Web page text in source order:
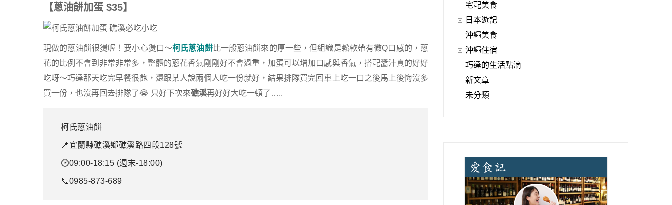
【蔥油餅加蛋 $35】
現做的蔥油餅很燙喔！要小心燙口～柯氏蔥油餅比一般蔥油餅來的厚一些，但組織是鬆軟帶有微Q口感的，蔥
花的比例不會到非常非常多，整體的蔥花香氣剛剛好不會過重，加蛋可以增加口感與香氣，搭配醬汁真的好好
吃呀～巧達那天吃完早餐很飽，還跟某人說兩個人吃一份就好，結果排隊買完回車上吃一口之後馬上後悔沒多
買一份，也沒再回去排隊了😭 只好下次來礁溪再好好大吃一頓了…..
柯氏蔥油餅
📍宜蘭縣礁溪鄉礁溪路四段128號
🕑09:00-18:15 (週末-18:00)
📞0985-873-689
宅配美食
日本遊記
沖繩美食
沖繩住宿
巧達的生活點滴
新文章
未分類